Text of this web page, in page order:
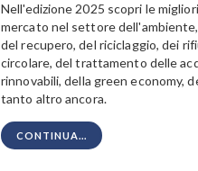
Nell'edizione 2025 scopri le
mercato nel settore
del recupero, del riciclaggio, dei
circolare, del trattamento delle
rinnovabili, della green economy,
tanto altro ancora.
CONTINUA...